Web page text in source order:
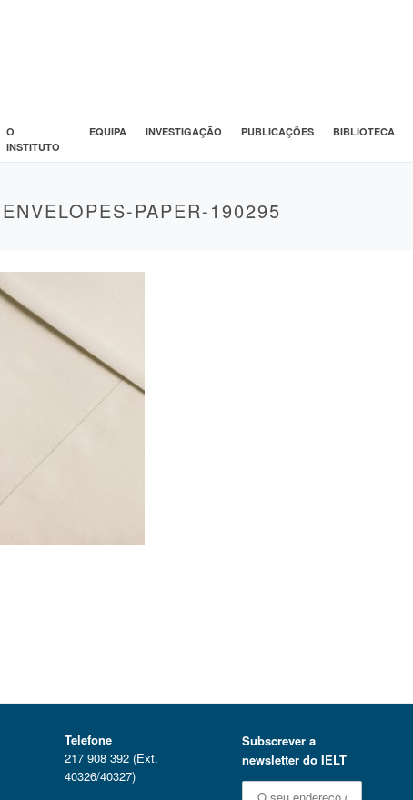
O
INSTITUTO
EQUIPA INVESTIGAÇÃO PUBLICAÇÕES BIBLIOTECA
PAPER-190295
Telefone
217 908 392 (Ext.
40326/40327)
Subscrever a
newsletter do IELT